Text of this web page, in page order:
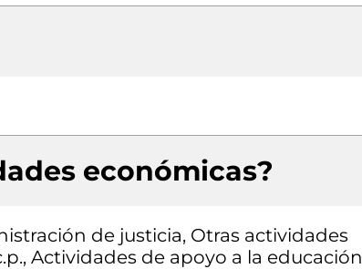
económicas?
de justicia, Otras actividades
Actividades de apoyo a la educación